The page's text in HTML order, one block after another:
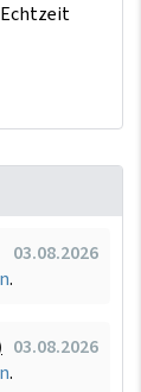
03.08.2026
.
03.08.2026
.